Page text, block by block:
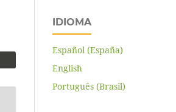
IDIOMA
Español (España)
English
Português (Brasil)